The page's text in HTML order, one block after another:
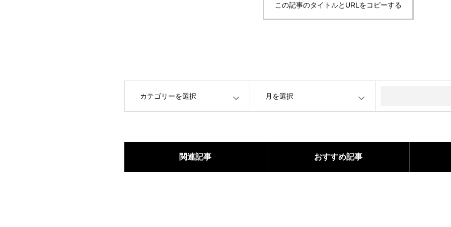
この記事のタイトルとURLをコピーする
関連記事 おすすめ記事